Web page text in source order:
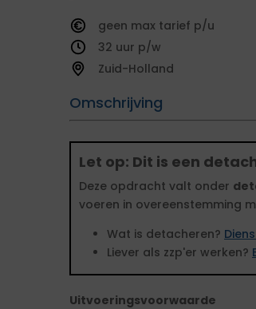
geen
tarief
32
Zuid-Holland
Omschrijving
Let op: Dit is een
Deze opdracht valt onder
voeren in overeenstemming
Wat is detacheren?
Liever als zzp'er werken?
Uitvoeringsvoorwaarde